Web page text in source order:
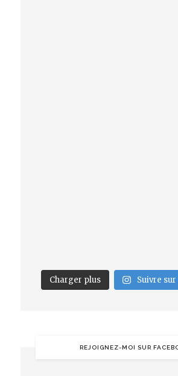
Charger plus Suivre
REJOIGNEZ-MOI SUR